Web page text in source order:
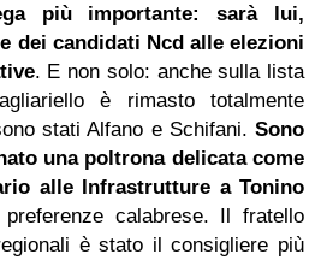
più importante: sarà lui,
dei candidati Ncd alle elezioni
. E non solo: anche sulla lista
è rimasto totalmente
stati Alfano e Schifani. Sono
una poltrona delicata come
alle Infrastrutture a Tonino
calabrese. Il fratello
è stato il consigliere più